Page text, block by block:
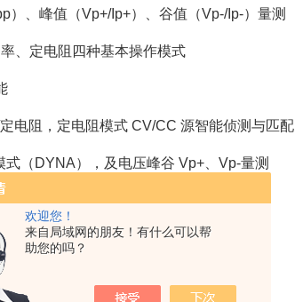
欢迎您！
来自局域网的朋友！有什么可以帮
助您的吗？
）、峰值（Vp+/Ip+）、谷值（Vp-/Ip-）量测
、定电阻四种基本操作模式
电阻，定电阻模式 CV/CC 源智能侦测与匹配
式（DYNA），及电压峰谷 Vp+、Vp-量测
）及最大功率点捕捉（Pmax）
Effect）